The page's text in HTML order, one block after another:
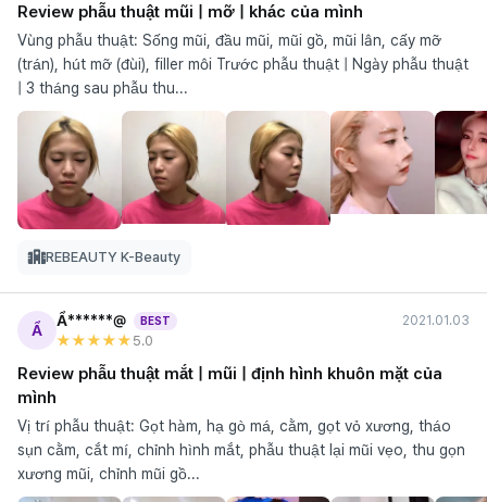
Review phẫu thuật mũi | mỡ | khác của mình
Vùng phẫu thuật: Sống mũi, đầu mũi, mũi gồ, mũi lân, cấy mỡ
(trán), hút mỡ (đùi), filler môi Trước phẫu thuật | Ngày phẫu thuật
| 3 tháng sau phẫu thu...
REBEAUTY K-Beauty
Ẩ
Ẩ******@ BEST
★★★★★ 5.0
2021.01.03
Review phẫu thuật mắt | mũi | định hình khuôn mặt của
mình
Vị trí phẫu thuật: Gọt hàm, hạ gò má, cằm, gọt vỏ xương, tháo
sụn cằm, cắt mí, chỉnh hình mắt, phẫu thuật lại mũi vẹo, thu gọn
xương mũi, chỉnh mũi gồ...